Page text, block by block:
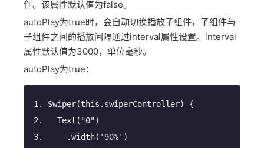
件。该属性默认值为false。
autoPlay为true时，会自动切换播放子组件，子组件与
子组件之间的播放间隔通过interval属性设置。interval
属性默认值为3000，单位毫秒。
autoPlay为true：
Swiper(this.swiperController) {
Text ( "0")
.width( '90%' )